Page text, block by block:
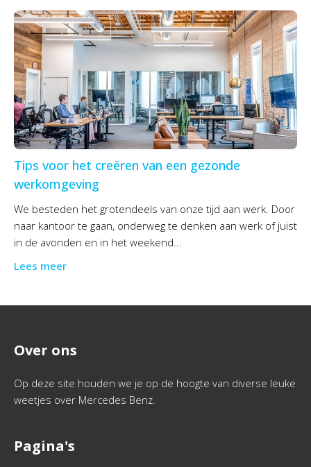
Tips voor het creëren van een gezonde
werkomgeving
We besteden het grotendeels van onze tijd aan werk. Door
naar kantoor te gaan, onderweg te denken aan werk of juist
in de avonden en in het weekend...
Lees meer
Over ons
Op deze site houden we je op de hoogte van diverse leuke
weetjes over Mercedes Benz.
Pagina's